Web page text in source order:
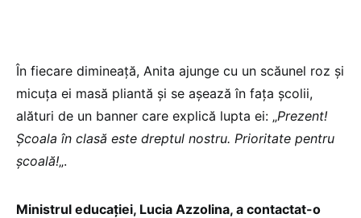
În fiecare dimineaţă, Anita ajunge cu un scăunel roz şi
micuţa ei masă pliantă şi se aşează în faţa şcolii,
alături de un banner care explică lupta ei: „Prezent!
Şcoala în clasă este dreptul nostru. Prioritate pentru
şcoală!„.
Ministrul educaţiei, Lucia Azzolina, a contactat-o